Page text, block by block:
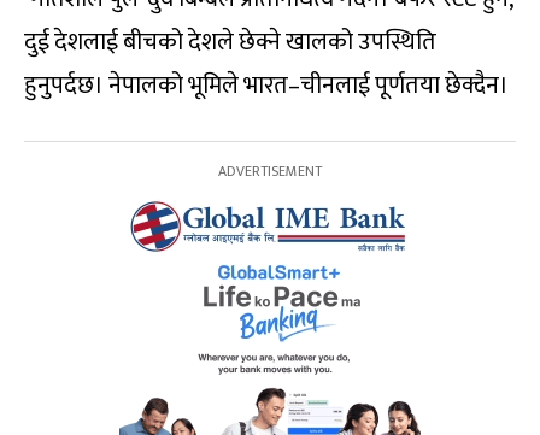
दुई देशलाई बीचको देशले छेक्ने खालको उपस्थिति
हुनुपर्दछ। नेपालको भूमिले भारत–चीनलाई पूर्णतया छेक्दैन।